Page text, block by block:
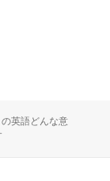
の英語どんな意
#つぶやき英単語 1945